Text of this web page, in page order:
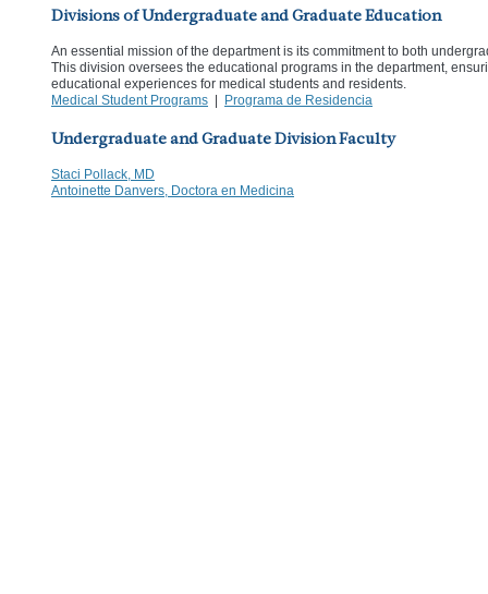
Divisions of Undergraduate and Graduate Education
An essential mission of the department is its commitment to both
This division oversees the educational programs in the department,
educational experiences for medical students and residents.
Medical Student Programs
Programa de Residencia
Undergraduate and Graduate Division Faculty
Staci Pollack, MD
Antoinette Danvers, Doctora en Medicina